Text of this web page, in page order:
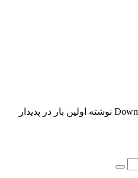
به نام Download New Song By Called نوشته اولین بار در پدیدار